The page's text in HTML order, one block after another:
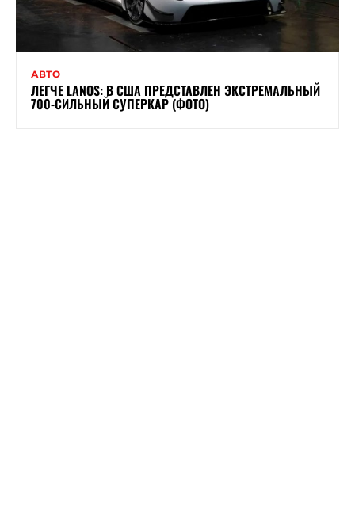
АВТО
ЛЕГЧЕ LANOS: В США ПРЕДСТАВЛЕН ЭКСТРЕМАЛЬНЫЙ
700-СИЛЬНЫЙ СУПЕРКАР (ФОТО)